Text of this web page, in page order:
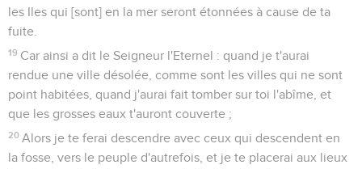
les Iles qui [sont] en la mer seront étonnées à cause de ta
fuite.
19 Car ainsi a dit le Seigneur l'Eternel : quand je t'aurai
rendue une ville désolée, comme sont les villes qui ne sont
point habitées, quand j'aurai fait tomber sur toi l'abîme, et
que les grosses eaux t'auront couverte ;
20 Alors je te ferai descendre avec ceux qui descendent en
la fosse, vers le peuple d'autrefois, et je te placerai aux lieux